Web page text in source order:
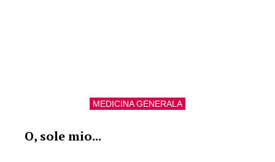
MEDICINA GENERALA
O, sole mio...